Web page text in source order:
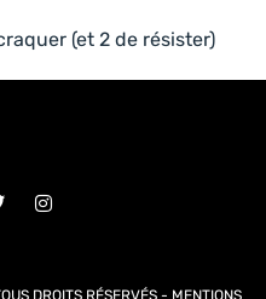
(et 2 de résister)
DROITS RÉSERVÉS - MENTIONS